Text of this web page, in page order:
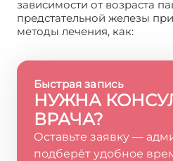
зависимости от возраста
предстательной железы
методы лечения, как:
Быстрая запись
НУЖНА
ВРАЧА?
Оставьте заявку —
подберёт удобное